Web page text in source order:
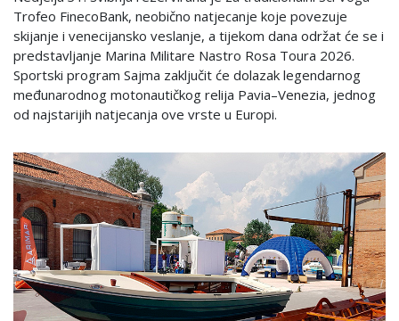
Trofeo FinecoBank, neobično natjecanje koje povezuje
skijanje i venecijansko veslanje, a tijekom dana održat će se i
predstavljanje Marina Militare Nastro Rosa Toura 2026.
Sportski program Sajma zaključit će dolazak legendarnog
međunarodnog motonautičkog relija Pavia–Venezia, jednog
od najstarijih natjecanja ove vrste u Europi.